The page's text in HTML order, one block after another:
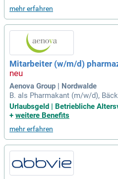
mehr erfahren
Mitarbeiter (w/m/d)
Aenova Group | Nordwalde
B. als Pharmakant (m/w/d),
d), Maschinen- und
e Qualifikation Erste
für Qualitäts-,
Urlaubsgeld | Betriebliche
+ weitere Benefits
mehr erfahren